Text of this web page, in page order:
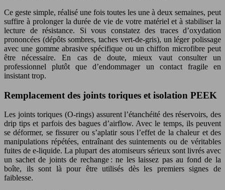
Ce geste simple, réalisé une fois toutes les une à deux semaines, peut
suffire à prolonger la durée de vie de votre matériel et à stabiliser la
lecture de résistance. Si vous constatez des traces d’oxydation
prononcées (dépôts sombres, taches vert-de-gris), un léger polissage
avec une gomme abrasive spécifique ou un chiffon microfibre peut
être nécessaire. En cas de doute, mieux vaut consulter un
professionnel plutôt que d’endommager un contact fragile en
insistant trop.
Remplacement des joints toriques et isolation PEEK
Les joints toriques (O-rings) assurent l’étanchéité des réservoirs, des
drip tips et parfois des bagues d’airflow. Avec le temps, ils peuvent
se déformer, se fissurer ou s’aplatir sous l’effet de la chaleur et des
manipulations répétées, entraînant des suintements ou de véritables
fuites de e-liquide. La plupart des atomiseurs sérieux sont livrés avec
un sachet de joints de rechange : ne les laissez pas au fond de la
boîte, ils sont là pour être utilisés dès les premiers signes de
faiblesse.